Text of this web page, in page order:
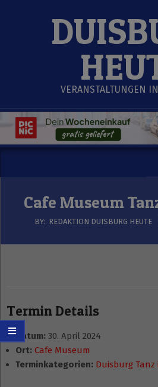
VERANSTALTUNGEN
Cafe Museum
BY: REDAKTION DUISBURG HEUTE
Termin Details
Datum: 30. April 2024
Ort: Cafe Museum
Terminkategorien: Duisburg Tanz